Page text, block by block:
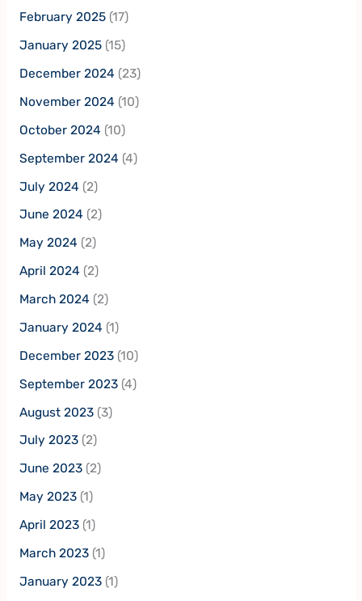
February 2025(17)
January 2025(15)
December 2024 (23)
November 2024 (10)
October 2024 (10)
September 2024 (4)
July 2024 (2)
June 2024 (2)
May 2024 (2)
April 2024 (2)
March 2024 (2)
January 2024 (1)
December 2023(10)
September 2023(4)
August 2023(3)
July 2023(2)
June 2023(2)
May 2023(1)
April 2023(1)
March 2023(1)
January 2023(1)